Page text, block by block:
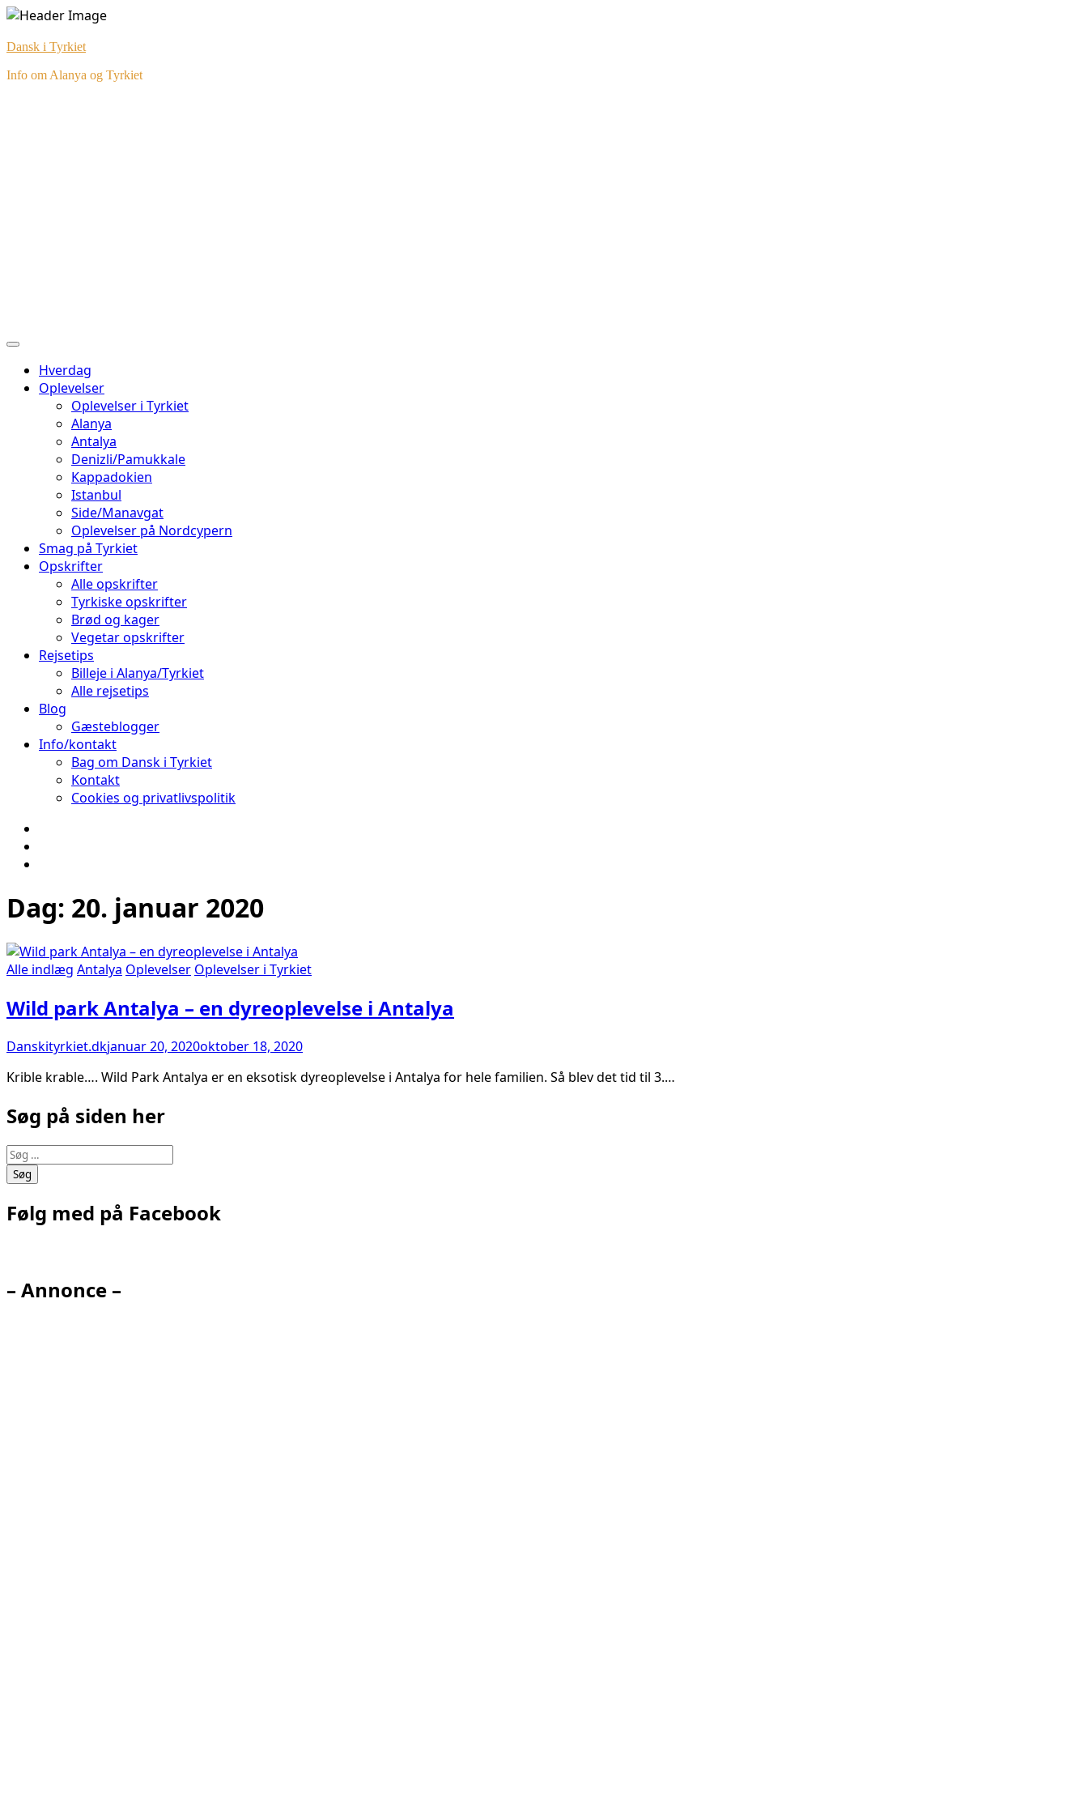
Skip
content
Dansk i Tyrkiet
Info om Alanya og Tyrkiet
Hverdag
Oplevelser
Oplevelser i Tyrkiet
Alanya
Antalya
Denizli/Pamukkale
Kappadokien
Istanbul
Side/Manavgat
Oplevelser på Nordcypern
Smag på Tyrkiet
Opskrifter
Alle opskrifter
Tyrkiske opskrifter
Brød og kager
Vegetar opskrifter
Rejsetips
Billeje i Alanya/Tyrkiet
Alle rejsetips
Blog
Gæsteblogger
Info/kontakt
Bag om Dansk i Tyrkiet
Kontakt
Cookies og privatlivspolitik
Dag: 20. januar 2020
Alle indlæg Antalya Oplevelser Oplevelser i Tyrkiet
Wild park Antalya – en dyreoplevelse i Antalya
Danskityrkiet.dkjanuar 20, 2020oktober 18, 2020
Krible krable…. Wild Park Antalya er en eksotisk dyreoplevelse i Antalya for hele familien. Så blev det tid til 3.…
Søg på siden her
Søg
efter:
Følg med på Facebook
– Annonce –